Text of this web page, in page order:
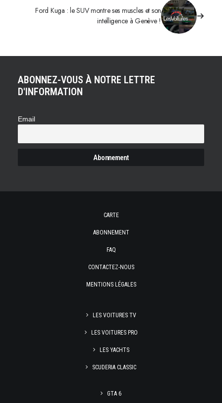
Ford Kuga : le SUV montre ses muscles et son
intelligence à Genève !
ABONNEZ-VOUS À NOTRE LETTRE
D'INFORMATION
Email
CARTE
ABONNEMENT
FAQ
CONTACTEZ-NOUS
MENTIONS LÉGALES
LES VOITURES TV
LES VOITURES PRO
LES YACHTS
SCUDERIA CLASSIC
GTA 6